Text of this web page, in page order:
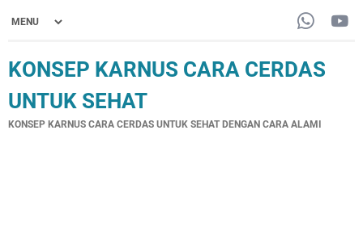
KONSEP KARNUS CARA CERDAS
UNTUK SEHAT
KONSEP KARNUS CARA CERDAS UNTUK SEHAT DENGAN CARA ALAMI